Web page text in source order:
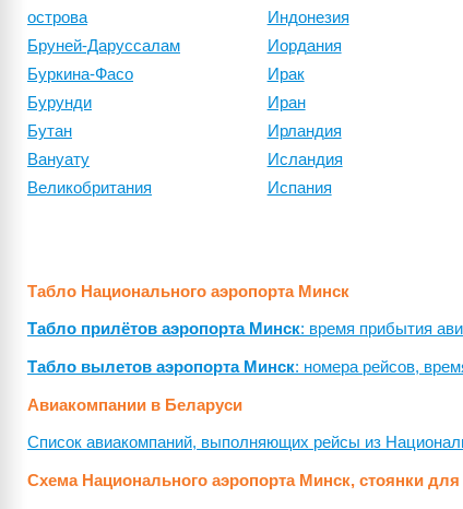
острова
Бруней-Даруссалам
Буркина-Фасо
Бурунди
Бутан
Вануату
Великобритания
Индонезия
Иордания
Ирак
Иран
Ирландия
Исландия
Испания
Табло Национального аэропорта Минск
Табло прилётов аэропорта Минск: время прибытия
Табло вылетов аэропорта Минск: номера рейсов,
Авиакомпании в Беларуси
Список авиакомпаний, выполняющих рейсы из
Схема Национального аэропорта Минск, стоянки